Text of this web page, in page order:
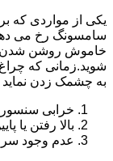
یکی از مواردی که
سامسونگ رخ می
خاموش روشن شدن
شوید.زمانی که
به چشمک زدن
خرابی
بالا رفتن یا
عدم وجود